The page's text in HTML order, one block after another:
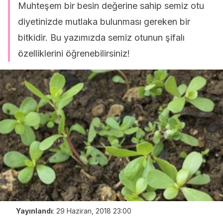
Muhteşem bir besin değerine sahip semiz otu
diyetinizde mutlaka bulunması gereken bir
bitkidir. Bu yazımızda semiz otunun şifalı
özelliklerini öğrenebilirsiniz!
Yayınlandı: 29 Haziran, 2018 23:00